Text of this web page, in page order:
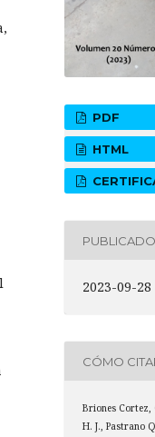
PDF
HTML
PUBLICADO
2023-09-28
CÓMO
Briones Cortez,
H. J., Pastrano